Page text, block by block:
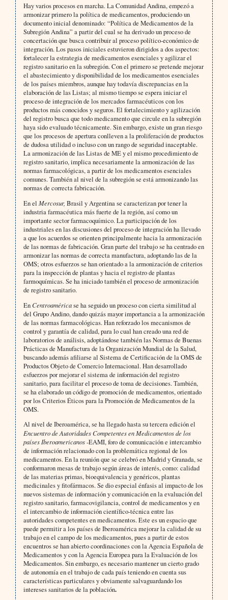
Hay varios procesos en marcha. La Comunidad Andina, empezó a
armonizar primero la política de medicamentos, produciendo un
documento inicial denominado: “Política de Medicamentos de la
Subregión Andina” a partir del cual se ha derivado un proceso de
concertación que busca contribuir al proceso político-económico de
integración. Los pasos iniciales estuvieron dirigidos a dos aspectos:
fortalecer la estrategia de medicamentos esenciales y agilizar el
registro sanitario en la subregión. Con el primero se pretende mejorar
el abastecimiento y disponibilidad de los medicamentos esenciales
de los países miembros, aunque hay todavía discrepancias en la
elaboración de las Listas; al mismo tiempo se espera iniciar el
proceso de integración de los mercados farmacéuticos con los
productos más conocidos y seguros. El fortalecimiento y agilización
del registro busca que todo medicamento que circule en la subregión
haya sido evaluado técnicamente. Sin embargo, existe un gran riesgo
que los procesos de apertura conlleven a la proliferación de productos
de dudosa utilidad o incluso con un rango de seguridad inaceptable.
La armonización de las Listas de ME y el mismo procedimiento de
registro sanitario, implica necesariamente la armonización de las
normas farmacológicas, a partir de los medicamentos esenciales
comunes. También al nivel de la subregión se está armonizando las
normas de correcta fabricación.
En el Mercosur, Brasil y Argentina se caracterizan por tener la
industria farmacéutica más fuerte de la región, así como un
importante sector farmacoquímico. La participación de los
industriales en las discusiones del proceso de integración ha llevado
a que los acuerdos se orienten principalmente hacia la armonización
de las normas de fabricación. Gran parte del trabajo se ha centrado en
armonizar las normas de correcta manufactura, adoptando las de la
OMS; otros esfuerzos se han orientado a la armonización de criterios
para la inspección de plantas y hacia el registro de plantas
farmoquímicas. Se ha iniciado también el proceso de armonización
de registro sanitario.
EnCentroaméricase ha seguido un proceso con cierta similitud al
del Grupo Andino, dando quizás mayor importancia a la armonización
de las normas farmacológicas. Han reforzado los mecanismos de
control y garantía de calidad, para lo cual han creado una red de
laboratorios de análisis, adoptándose también las Normas de Buenas
Prácticas de Manufactura de la Organización Mundial de la Salud,
buscando además afiliarse al Sistema de Certificación de la OMS de
Productos Objeto de Comercio Internacional. Han desarrollado
esfuerzos por mejorar el sistema de información del registro
sanitario, para facilitar el proceso de toma de decisiones. También,
se ha elaborado un código de promoción de medicamentos, orientado
por los Criterios Éticos para la Promoción de Medicamentos de la
OMS.
Al nivel de Iberoamérica, se ha llegado hasta su tercera edición el
Encuentro de Autoridades Competentes en Medicamentos de los
países Iberoamericanos-EAMI, foro de comunicación e intercambio
de información relacionado con la problemática regional de los
medicamentos. En la reunión que se celebró en Madrid y Granada, se
conformaron mesas de trabajo según áreas de interés, como: calidad
de las materias primas, bioequivalencia y genéricos, plantas
medicinales y fitofármacos. Se dio especial énfasis al impacto de los
nuevos sistemas de información y comunicación en la evaluación del
registro sanitario, farmacovigilancia, control de medicamentos y en
el intercambio de información científico-técnica entre las
autoridades competentes en medicamentos. Este es un espacio que
puede permitir a los países de Iberoamérica mejorar la calidad de su
trabajo en el campo de los medicamentos, pues a partir de estos
encuentros se han abierto coordinaciones con la Agencia Española de
Medicamentos y con la Agencia Europea para la Evaluación de los
Medicamentos. Sin embargo, es necesario mantener un cierto grado
de autonomía en el trabajo de cada país teniendo en cuenta sus
características particulares y obviamente salvaguardando los
intereses sanitarios de la población.